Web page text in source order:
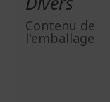
Contenu de
l'emballage